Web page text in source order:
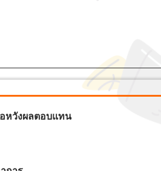
หวังผลตอบแทน